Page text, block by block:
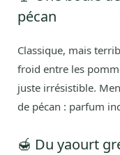
pécan
Classique, mais
froid entre les
juste irrésistible.
de pécan : parfum
🍯 Du yaourt